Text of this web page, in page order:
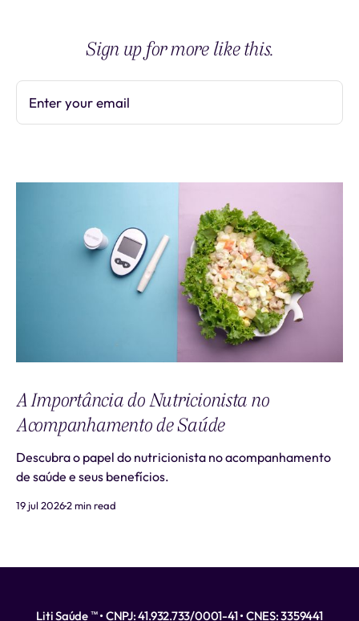
Sign up for more like this.
Enter your email
A Importância do Nutricionista no
Acompanhamento de Saúde
Descubra o papel do nutricionista no acompanhamento
de saúde e seus benefícios.
19 jul 20262 min read
Liti Saúde ™ • CNPJ: 41.932.733/0001-41 • CNES: 3359441